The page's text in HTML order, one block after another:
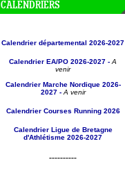
CALENDRIERS
Calendrier départemental 2026-2027
Calendrier EA/PO 2026-2027 - A
venir
Calendrier Marche Nordique 2026-
2027 - A venir
Calendrier Courses Running 2026
Calendrier Ligue de Bretagne
d'Athlétisme 2026-2027
----------